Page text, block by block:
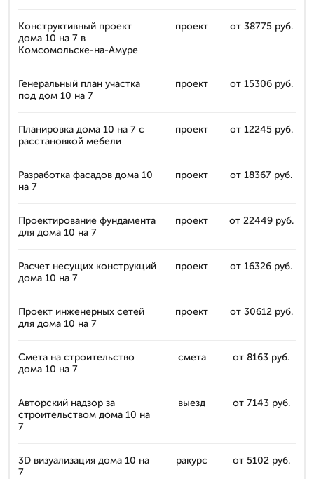
Конструктивный проект
дома 10 на 7 в
Комсомольске-на-Амуре
проект от 38775 руб.
Генеральный план участка
под дом 10 на 7
проект от 15306 руб.
Планировка дома 10 на 7 с
расстановкой мебели
проект от 12245 руб.
Разработка фасадов дома 10
на 7
проект от 18367 руб.
Проектирование фундамента
для дома 10 на 7
проект от 22449 руб.
Расчет несущих конструкций
дома 10 на 7
проект от 16326 руб.
Проект инженерных сетей
для дома 10 на 7
проект от 30612 руб.
Смета на строительство
дома 10 на 7
смета от 8163 руб.
Авторский надзор за
строительством дома 10 на
7
выезд от 7143 руб.
3D визуализация дома 10 на
7
ракурс от 5102 руб.